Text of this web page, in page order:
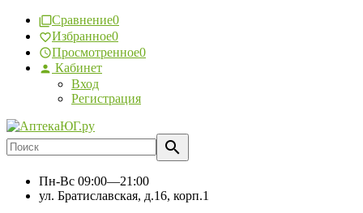
Сравнение0
Избранное0
Просмотренное0
Кабинет
Вход
Регистрация
Пн-Вс 09:00—21:00
ул. Братиславская, д.16, корп.1